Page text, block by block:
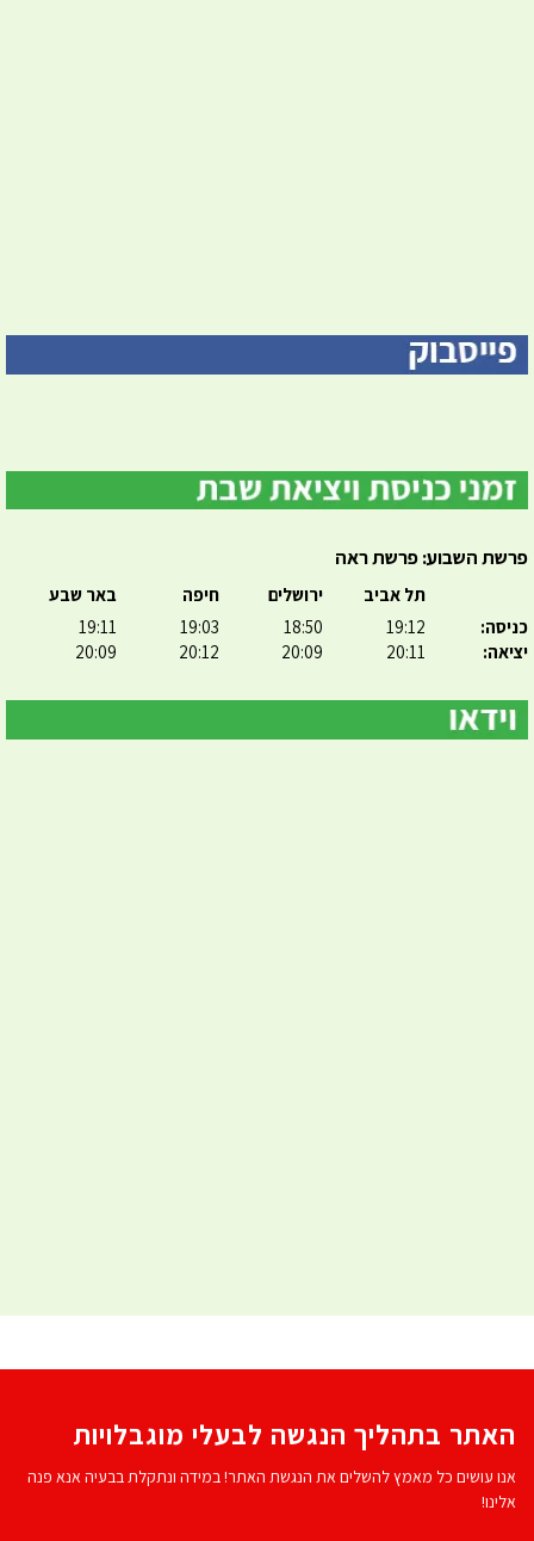
פרשת השבוע: פרשת ראה
כניסה:
יציאה:
תל אביב
19:12
20:11
ירושלים
18:50
20:09
חיפה
19:03
20:12
באר שבע
19:11
20:09
האתר בתהליך הנגשה לבעלי מוגבלויות
אנו עושים כל מאמץ להשלים את הנגשת האתר! במידה ונתקלת בבעיה אנא פנה
אלינו!